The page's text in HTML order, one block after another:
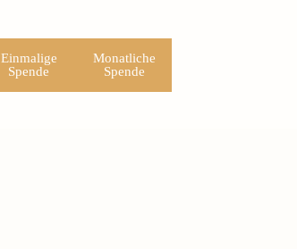
Einmalige
Spende
Monatliche
Spende